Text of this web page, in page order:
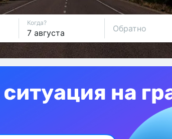
Когда?
Обратно